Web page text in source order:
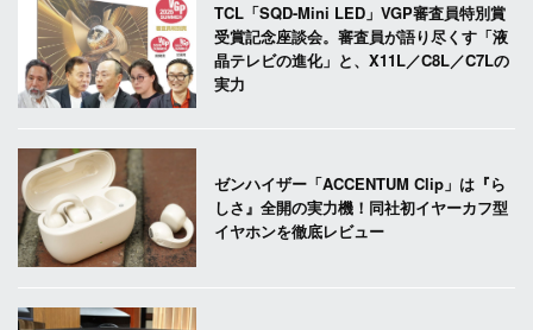
TCL「SQD-Mini LED」VGP審査員特別賞
受賞記念座談会。審査員が語り尽くす「液
晶テレビの進化」と、X11L／C8L／C7Lの
実力
ゼンハイザー「ACCENTUM Clip」は『ら
しさ』全開の実力機！同社初イヤーカフ型
イヤホンを徹底レビュー